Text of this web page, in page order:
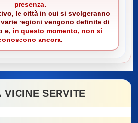
presenza.
le città in cui si svolgeranno
regioni vengono definite di
e, in questo momento, non si
ancora.
VICINE SERVITE